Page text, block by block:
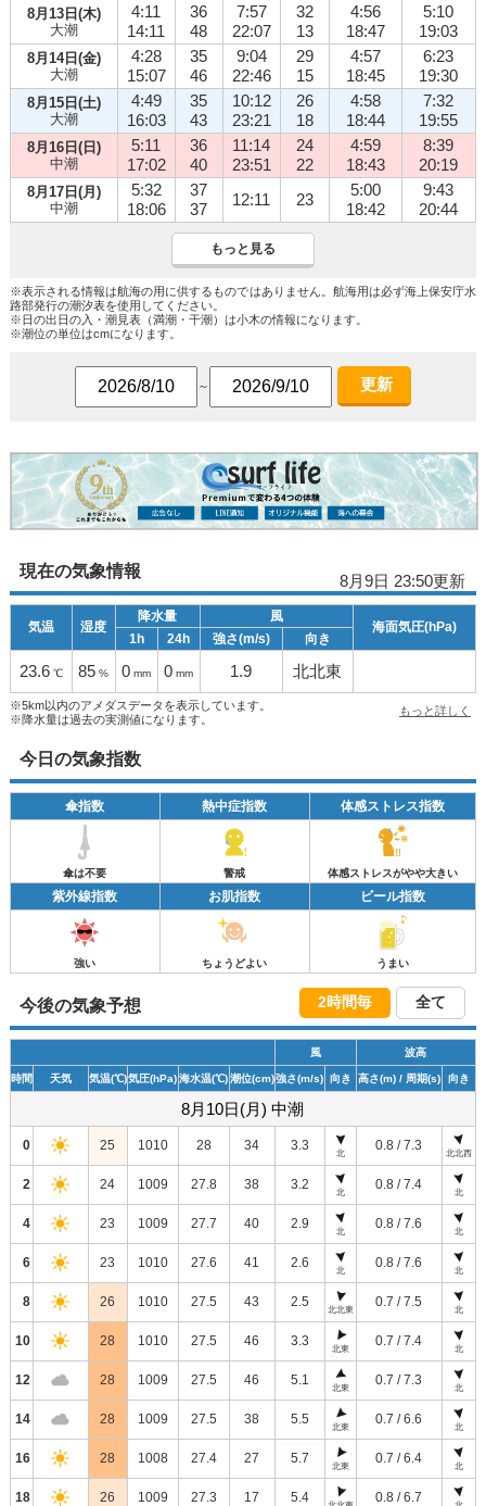
8月13日(木)
大潮
4:11
14:11
36
48
7:57
22:07
32
13
4:56
18:47
5:10
19:03
8月14日(金)
大潮
4:28
15:07
35
46
9:04
22:46
29
15
4:57
18:45
6:23
19:30
8月15日(土)
大潮
4:49
16:03
35
43
10:12
23:21
26
18
4:58
18:44
7:32
19:55
8月16日(日)
中潮
5:11
17:02
36
40
11:14
23:51
24
22
4:59
18:43
8:39
20:19
8月17日(月)
中潮
5:32
18:06
37
37
12:11 23
5:00
18:42
9:43
20:44
もっと見る
※表示される情報は航海の用に供するものではありません。航海用は必ず海上保安庁水
路部発行の潮汐表を使用してください。
※日の出日の入・潮見表（満潮・干潮）は小木の情報になります。
※潮位の単位はcmになります。
～ 更新
現在の気象情報
8月9日 23:50更新
気温 湿度
降水量 風
海面気圧(hPa)
1h 24h 強さ(m/s) 向き
23.6 ℃ 85 % 0 mm 0 mm 1.9 北北東
※5km以内のアメダスデータを表示しています。
※降水量は過去の実測値になります。
もっと詳しく
今日の気象指数
傘指数 熱中症指数 体感ストレス指数
傘は不要 警戒 体感ストレスがやや大きい
紫外線指数 お肌指数 ビール指数
強い ちょうどよい うまい
今後の気象予想 2時間毎 全て
風 波高
時間 天気 気温(℃)気圧(hPa) 海水温(℃)潮位(cm)強さ(m/s) 向き 高さ(m)/ 周期(s) 向き
8月10日(月) 中潮
0 25 1010 28 34 3.3
北
0.8 / 7.3
北北西
2 24 1009 27.8 38 3.2
北
0.8 / 7.4
北
4 23 1009 27.7 40 2.9
北
0.8 / 7.6
北
6 23 1010 27.6 41 2.6
北
0.8 / 7.6
北
8 26 1010 27.5 43 2.5
北北東
0.7 / 7.5
北
10 28 1010 27.5 46 3.3
北東
0.7 / 7.4
北
12 28 1009 27.5 46 5.1
北東
0.7 / 7.3
北
14 28 1009 27.5 38 5.5
北東
0.7 / 6.6
北
16 28 1008 27.4 27 5.7
北東
0.7 / 6.4
北
18 26 1009 27.3 17 5.4 0.8 / 6.7